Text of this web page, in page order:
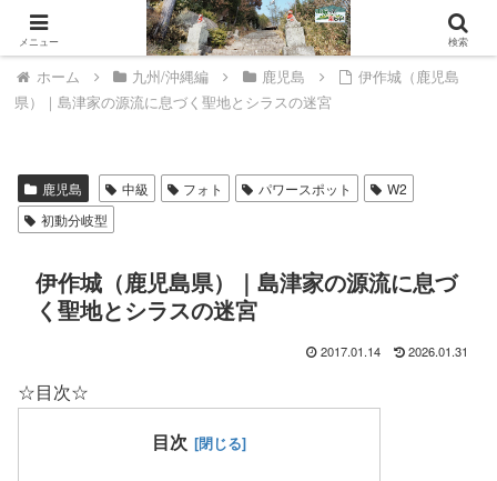
山城ウェルネスへようこそ。
ホーム 九州/沖縄編 鹿児島
伊作城（鹿児島
県）｜島津家の源流に息づく聖地とシラスの迷宮
鹿児島 中級 フォト パワースポット
W2
初動分岐型
伊作城（鹿児島県）｜島津家の源流に息づ
く聖地とシラスの迷宮
2017.01.14 2026.01.31
☆目次☆
目次
メニュー 検索